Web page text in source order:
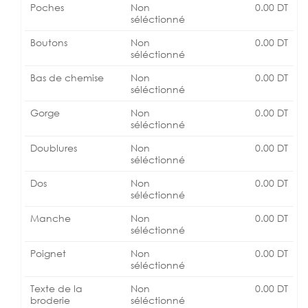
Poches
Non
séléctionné
0.00 DT
Boutons
Non
séléctionné
0.00 DT
Bas de chemise
Non
séléctionné
0.00 DT
Gorge
Non
séléctionné
0.00 DT
Doublures
Non
séléctionné
0.00 DT
Dos
Non
séléctionné
0.00 DT
Manche
Non
séléctionné
0.00 DT
Poignet
Non
séléctionné
0.00 DT
Texte de la
broderie
Non
séléctionné
0.00 DT